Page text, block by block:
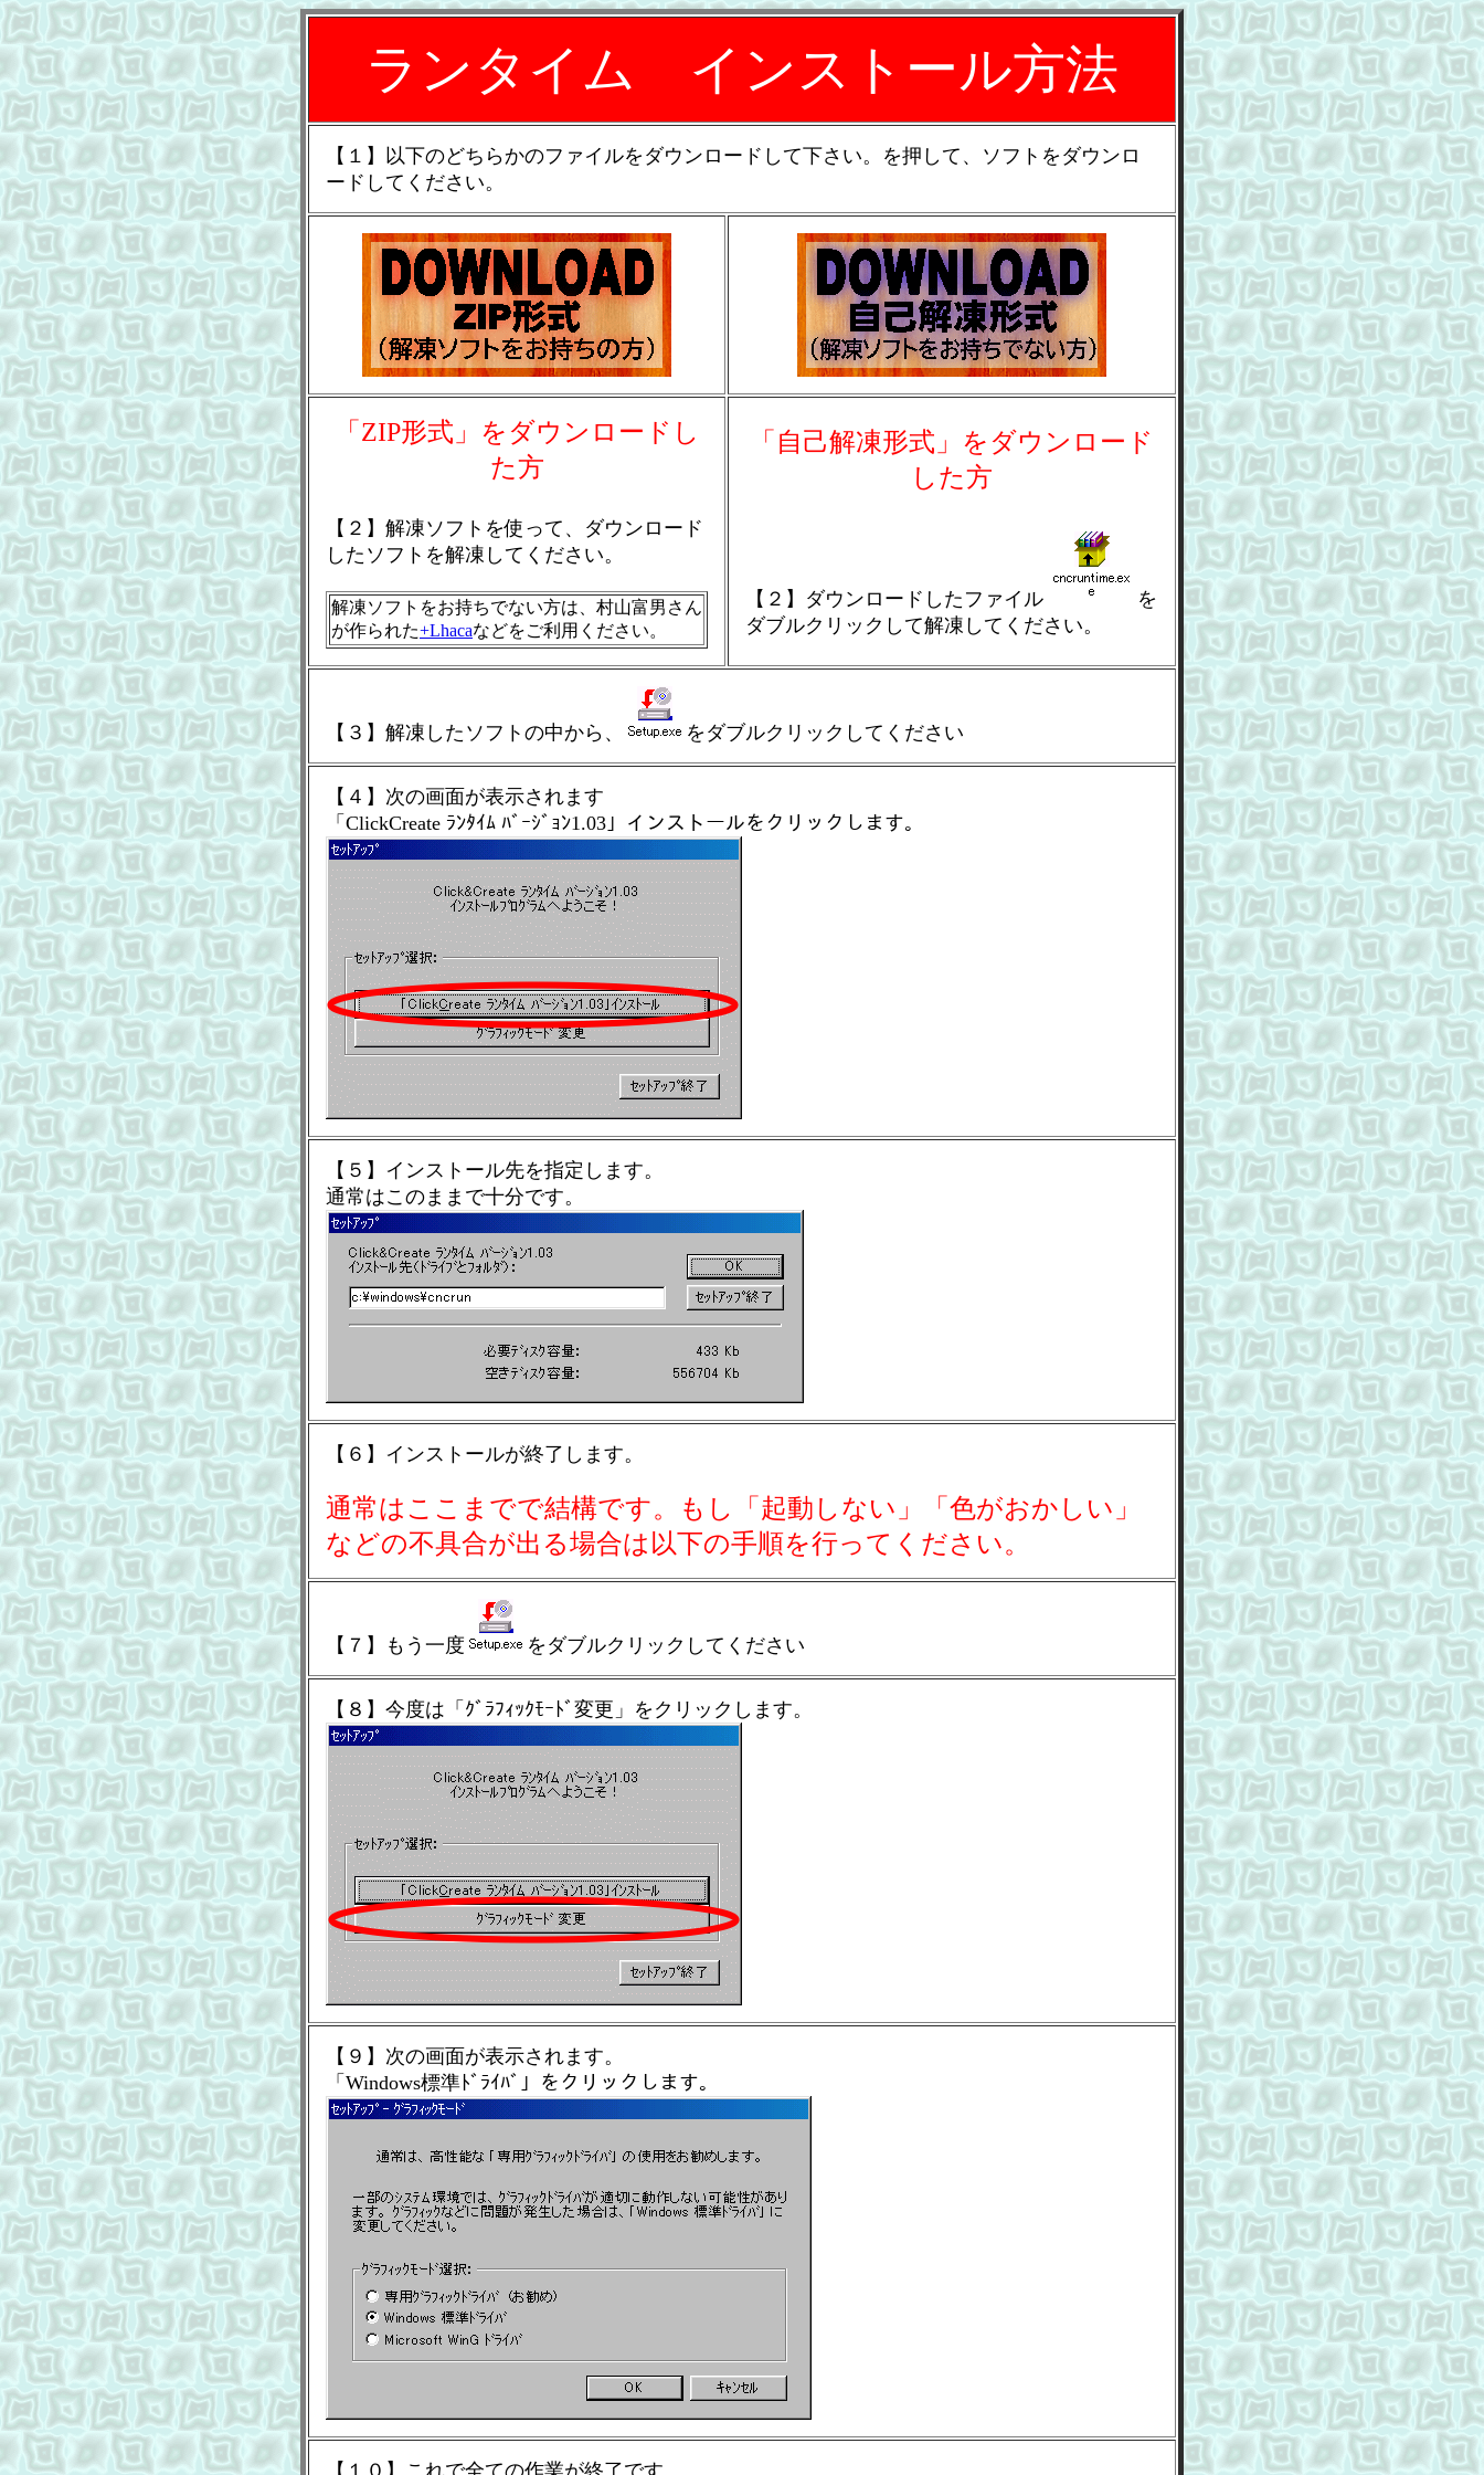
ランタイム インストール方法
【１】以下のどちらかのファイルをダウンロードして下さい。を押して、ソフトをダウンロ
ードしてください。
「ZIP形式」をダウンロードし
た方
【２】解凍ソフトを使って、ダウンロード
したソフトを解凍してください。
解凍ソフトをお持ちでない方は、村山富男さん
が作られた+Lhacaなどをご利用ください。
「自己解凍形式」をダウンロード
した方
【２】ダウンロードしたファイル
を
ダブルクリックして解凍してください。
【３】解凍したソフトの中から、 をダブルクリックしてください
【４】次の画面が表示されます
「ClickCreate ﾗﾝﾀｲﾑ ﾊﾞｰｼﾞｮﾝ1.03」インストールをクリックします。
【５】インストール先を指定します。
通常はこのままで十分です。
【６】インストールが終了します。
通常はここまでで結構です。もし「起動しない」「色がおかしい」
などの不具合が出る場合は以下の手順を行ってください。
【７】もう一度 をダブルクリックしてください
【８】今度は「ｸﾞﾗﾌｨｯｸﾓｰﾄﾞ変更」をクリックします。
【９】次の画面が表示されます。
「Windows標準ﾄﾞﾗｲﾊﾞ」をクリックします。
【１０】これで全ての作業が終了です。